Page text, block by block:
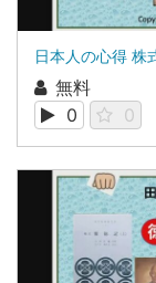
無料
0
0